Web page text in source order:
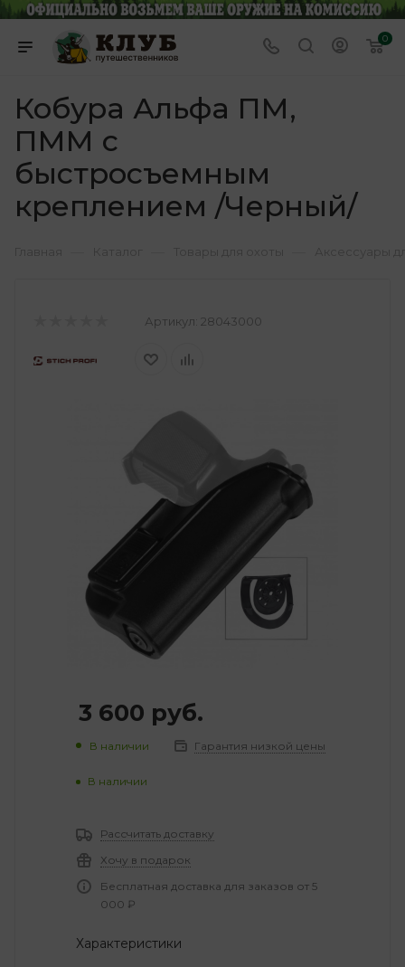
0
Кобура Альфа ПМ,
ПММ с
быстросъемным
креплением /Черный/
Артикул: 28043000
3 600 руб.
В наличии Гарантия низкой цены
В наличии
Рассчитать доставку
Хочу в подарок
Бесплатная доставка для заказов от 5
000 ₽
Характеристики